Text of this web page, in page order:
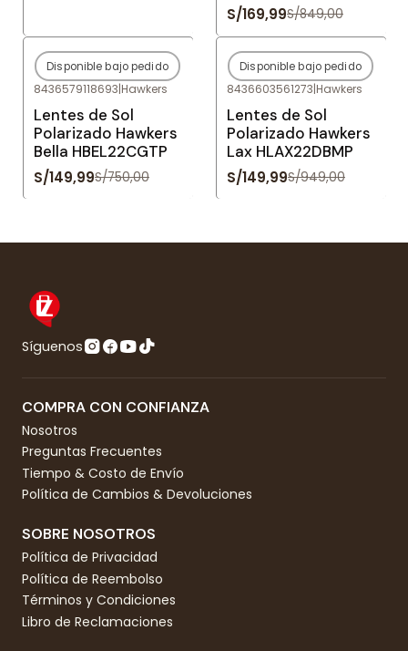
S/169,99S/849,00
-80%OFF
Agotado
Disponible bajo pedido
8436579118693|Hawkers
Lentes de Sol
Polarizado Hawkers
Bella HBEL22CGTP
S/149,99S/750,00
-84%OFF
Agotado
Disponible bajo pedido
8436603561273|Hawkers
Lentes de Sol
Polarizado Hawkers
Lax HLAX22DBMP
S/149,99S/949,00
Síguenos
COMPRA CON CONFIANZA
Nosotros
Preguntas Frecuentes
Tiempo & Costo de Envío
Política de Cambios & Devoluciones
SOBRE NOSOTROS
Política de Privacidad
Política de Reembolso
Términos y Condiciones
Libro de Reclamaciones